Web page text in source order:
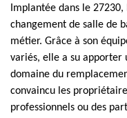
Implantée dans le
changement de salle de
métier. Grâce à son
variés, elle a su apporter
domaine du
convaincu les
professionnels ou des